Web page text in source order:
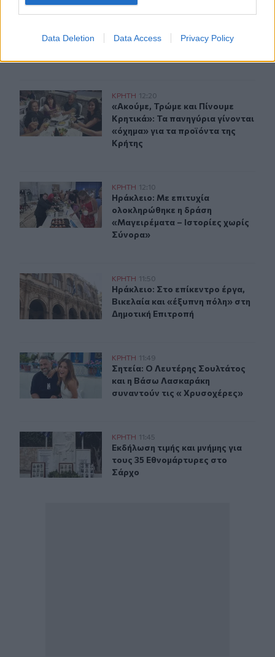
Data Deletion Data Access Privacy Policy
Περιφέρεια Κρήτης: Μισό εκατομ. ευρώ για έργα
ΚΡΗΤΗ 13:11
εκατομ. ευρώ για έργα οδικής
«Ακούμε, Τρώμε και Πίνουμε Κρητικά»: Τα πανηγύρια
ΚΡΗΤΗ 12:20
«Ακούμε, Τρώμε και Πίνουμε
«Ακούμε, Τρώμε και Πίνουμε
Κρητικά»: Τα πανηγύρια γίνονται
«όχημα» για τα προϊόντα της
Κρήτης
Ηράκλειο: Με επιτυχία ολοκληρώθηκε η δράση
ΚΡΗΤΗ 12:10
Ηράκλειο: Με επιτυχία
Ηράκλειο: Με επιτυχία
ολοκληρώθηκε η δράση
«Μαγειρέματα – Ιστορίες χωρίς
Σύνορα»
Ηράκλειο: Συνεδριάζει την Τρίτη η Δημοτική Επιτροπή -
ΚΡΗΤΗ 11:50
Ηράκλειο: Στο επίκεντρο έργα,
Ηράκλειο: Στο επίκεντρο έργα,
Βικελαία και «έξυπνη πόλη» στη
Δημοτική Επιτροπή
Σητεία: Ο Λευτέρης Σουλτάτος και η Βάσω Λασκαράκη
ΚΡΗΤΗ 11:49
Σητεία: Ο Λευτέρης Σουλτάτος
Σητεία: Ο Λευτέρης Σουλτάτος
και η Βάσω Λασκαράκη
συναντούν τις « Χρυσοχέρες»
Εκδήλωση τιμής και μνήμης για τους 35 Εθνομάρτυρες
ΚΡΗΤΗ 11:45
Εκδήλωση τιμής και μνήμης για
Εκδήλωση τιμής και μνήμης για
τους 35 Εθνομάρτυρες στο
Σάρχο